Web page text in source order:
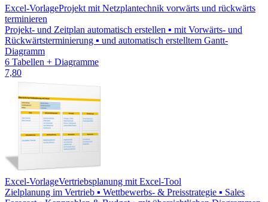
Excel-VorlageProjekt mit Netzplantechnik vorwärts und rückwärts
terminieren
Projekt- und Zeitplan automatisch erstellen ▪ mit Vorwärts- und
Rückwärtsterminierung ▪ und automatisch erstelltem Gantt-
Diagramm
6 Tabellen + Diagramme
7,80
Excel-VorlageVertriebsplanung mit Excel-Tool
Zielplanung im Vertrieb ▪ Wettbewerbs- & Preisstrategie ▪ Sales